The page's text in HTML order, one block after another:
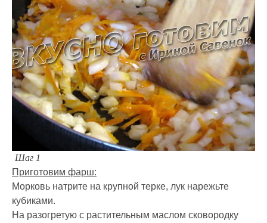
Шаг 1
Приготовим фарш:
Морковь натрите на крупной терке, лук нарежьте
кубиками.
На разогретую с растительным маслом сковородку